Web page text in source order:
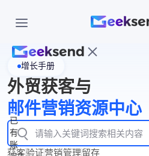
页
WhatsApp
企业号
New
产
品
功
能
产
品
立
即
注
已
有
账
增长手册
外贸获客与
邮件营销资源中心
获客验证营销管理留存